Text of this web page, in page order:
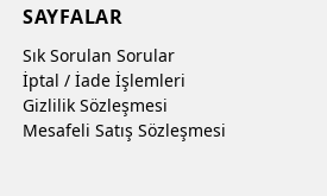
SAYFALAR
Sık Sorulan Sorular
İptal / İade İşlemleri
Gizlilik Sözleşmesi
Mesafeli Satış Sözleşmesi